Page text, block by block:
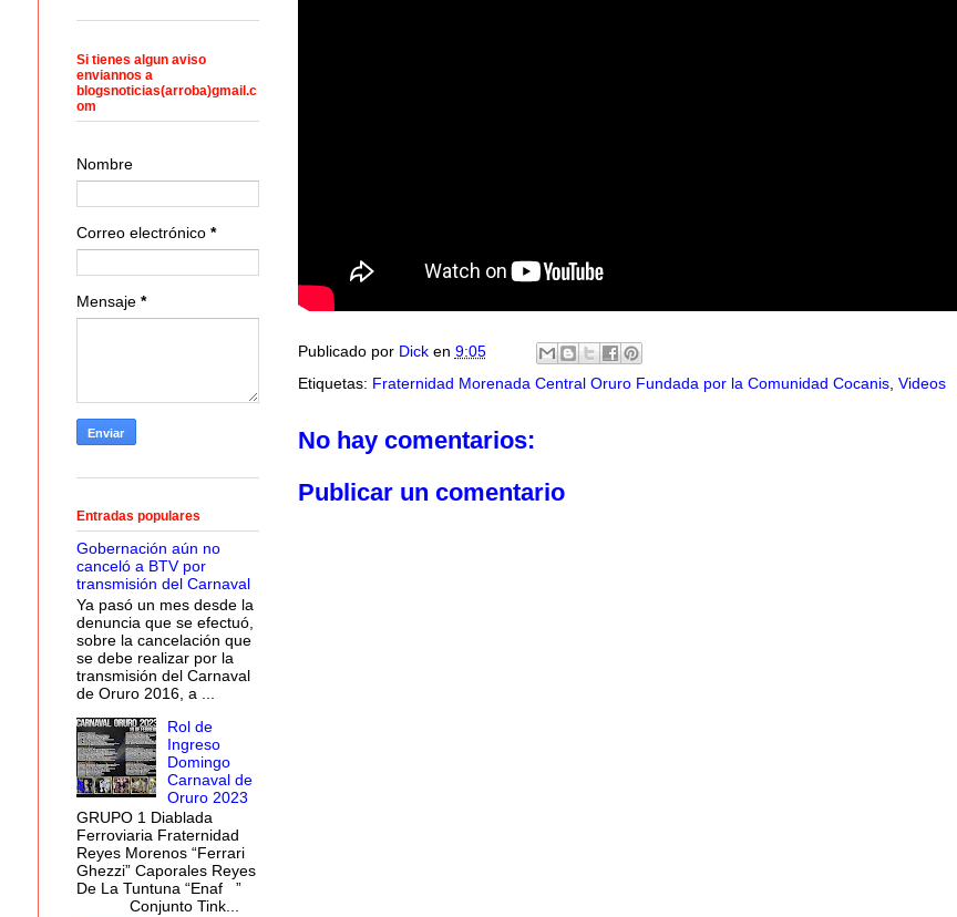
Publicado por Dick en 9:05
Etiquetas: Fraternidad Morenada Central Oruro Fundada por la Comunidad Cocanis, Videos
No hay comentarios:
Publicar un comentario
Si tienes algun aviso
enviannos a
blogsnoticias(arroba)gmail.c
om
Nombre
Correo electrónico *
Mensaje *
Entradas populares
Gobernación aún no
canceló a BTV por
transmisión del Carnaval
Ya pasó un mes desde la
denuncia que se efectuó,
sobre la cancelación que
se debe realizar por la
transmisión del Carnaval
de Oruro 2016, a ...
Rol de
Ingreso
Domingo
Carnaval de
Oruro 2023
GRUPO 1 Diablada
Ferroviaria Fraternidad
Reyes Morenos “Ferrari
Ghezzi” Caporales Reyes
De La Tuntuna “Enaf ”
Conjunto Tink...